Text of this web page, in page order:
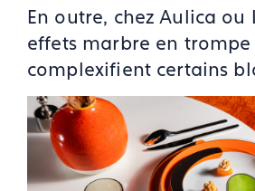
En outre, chez Aulica ou
effets marbre en
complexifient certains